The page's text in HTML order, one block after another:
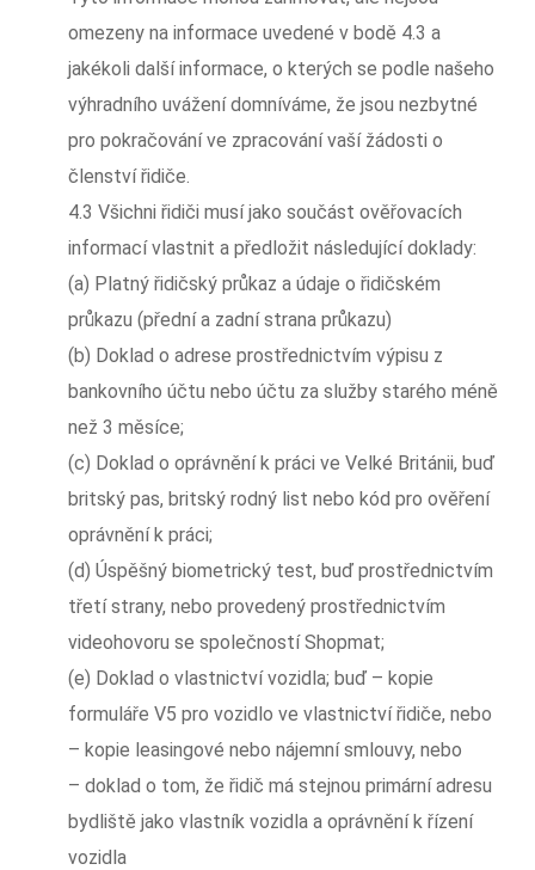
omezeny na informace uvedené v bodě 4.3 a
jakékoli další informace, o kterých se podle našeho
výhradního uvážení domníváme, že jsou nezbytné
pro pokračování ve zpracování vaší žádosti o
členství řidiče.
4.3 Všichni řidiči musí jako součást ověřovacích
informací vlastnit a předložit následující doklady:
(a) Platný řidičský průkaz a údaje o řidičském
průkazu (přední a zadní strana průkazu)
(b) Doklad o adrese prostřednictvím výpisu z
bankovního účtu nebo účtu za služby starého méně
než 3 měsíce;
(c) Doklad o oprávnění k práci ve Velké Británii, buď
britský pas, britský rodný list nebo kód pro ověření
oprávnění k práci;
(d) Úspěšný biometrický test, buď prostřednictvím
třetí strany, nebo provedený prostřednictvím
videohovoru se společností Shopmat;
(e) Doklad o vlastnictví vozidla; buď – kopie
formuláře V5 pro vozidlo ve vlastnictví řidiče, nebo
– kopie leasingové nebo nájemní smlouvy, nebo
– doklad o tom, že řidič má stejnou primární adresu
bydliště jako vlastník vozidla a oprávnění k řízení
vozidla